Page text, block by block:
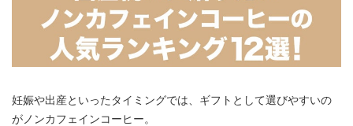
妊娠や出産といったタイミングでは、ギフトとして選びやすいの
がノンカフェインコーヒー。